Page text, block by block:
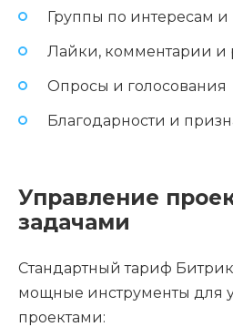
Группы по интересам и
Лайки, комментарии и
Опросы и голосования
Благодарности и
Управление
задачами
Стандартный тариф
мощные инструменты для
проектами: